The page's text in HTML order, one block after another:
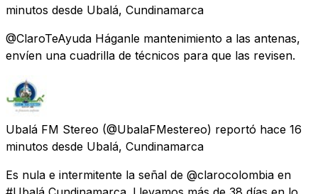
minutos desde Ubalá, Cundinamarca
@ClaroTeAyuda Háganle mantenimiento a las antenas,
envíen una cuadrilla de técnicos para que las revisen.
Ubalá FM Stereo (@UbalaFMestereo) reportó hace 16
minutos desde Ubalá, Cundinamarca
Es nula e intermitente la señal de @clarocolombia en